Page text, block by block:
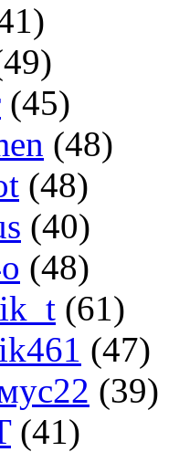
(45)
(48)
(48)
(40)
(48)
(61)
(47)
(39)
(41)